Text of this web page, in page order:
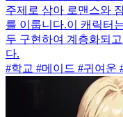
주제로 삼아 로맨스와
를 이룹니다.이 캐릭터
두 구현하여 계층화되
다.
#학교 #메이드 #귀여운